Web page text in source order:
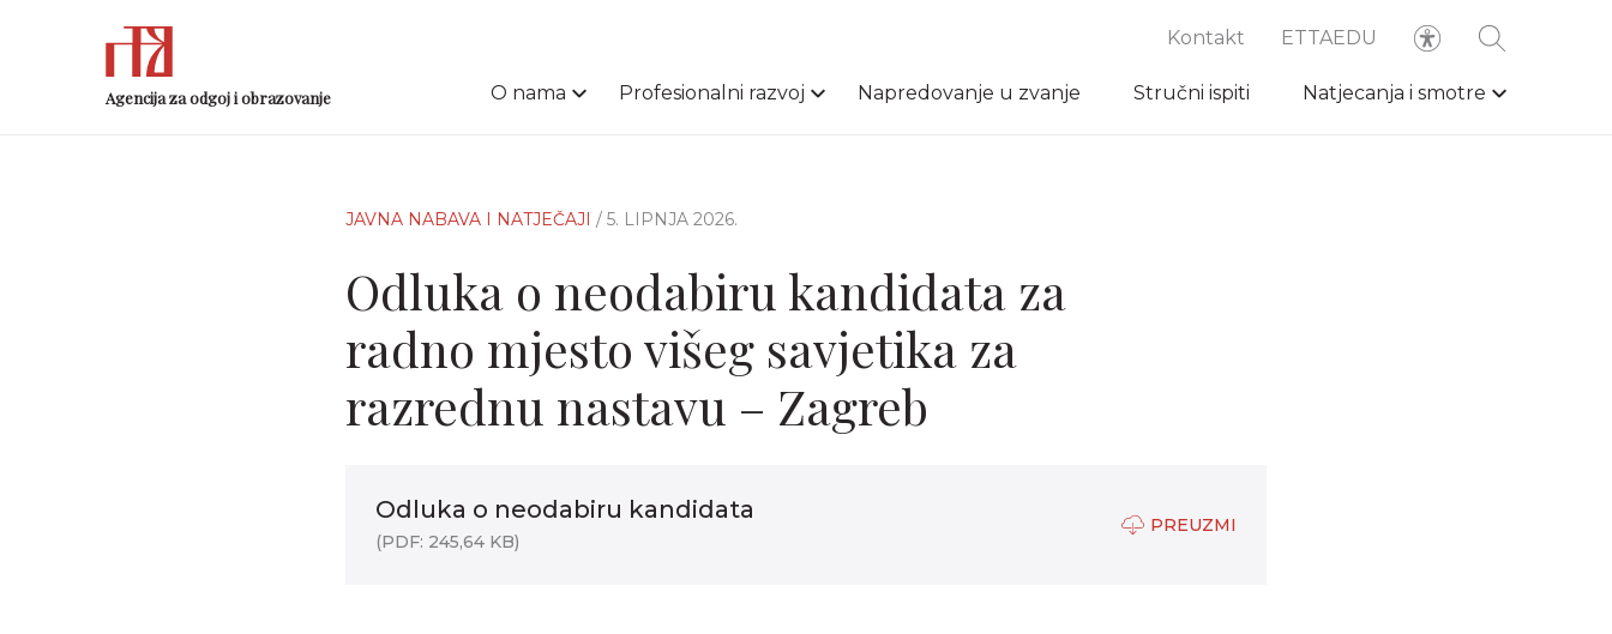
Agencija za odgoj i obrazovanje
Kontakt ETTAEDU
O nama Profesionalni razvoj Napredovanje u zvanje Stručni ispiti Natjecanja i smotre
JAVNA NABAVA I NATJEČAJI / 5. LIPNJA 2026.
Odluka o neodabiru kandidata za
radno mjesto višeg savjetika za
razrednu nastavu – Zagreb
Odluka o neodabiru kandidata
(PDF: 245,64 KB)
PREUZMI